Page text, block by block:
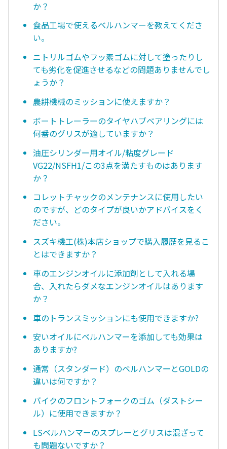
か？
食品工場で使えるベルハンマーを教えてくださ
い。
ニトリルゴムやフッ素ゴムに対して塗ったりし
ても劣化を促進させるなどの問題ありませんでし
ょうか？
農耕機械のミッションに使えますか？
ボートトレーラーのタイヤハブベアリングには
何番のグリスが適していますか？
油圧シリンダー用オイル/粘度グレード
VG22/NSFH1/この3点を満たすものはあります
か？
コレットチャックのメンテナンスに使用したい
のですが、どのタイプが良いかアドバイスをく
ださい。
スズキ機工(株)本店ショップで購入履歴を見るこ
とはできますか？
車のエンジンオイルに添加剤として入れる場
合、入れたらダメなエンジンオイルはあります
か？
車のトランスミッションにも使用できますか?
安いオイルにベルハンマーを添加しても効果は
ありますか?
通常（スタンダード）のベルハンマーとGOLDの
違いは何ですか？
バイクのフロントフォークのゴム（ダストシー
ル）に使用できますか？
LSベルハンマーのスプレーとグリスは混ざって
も問題ないですか？